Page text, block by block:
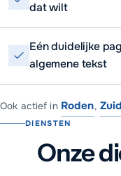
dat wilt
Eén duidelijke
algemene tekst
Ook actief in Roden,
DIENSTEN
Onze